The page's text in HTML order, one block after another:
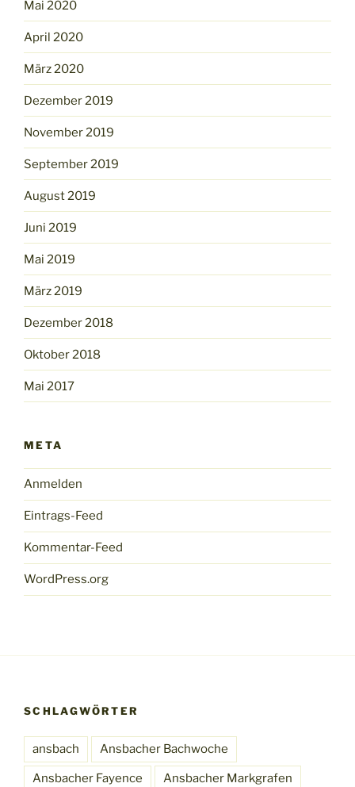
Mai 2020
April 2020
März 2020
Dezember 2019
November 2019
September 2019
August 2019
Juni 2019
Mai 2019
März 2019
Dezember 2018
Oktober 2018
Mai 2017
META
Anmelden
Eintrags-Feed
Kommentar-Feed
WordPress.org
SCHLAGWÖRTER
ansbach Ansbacher Bachwoche
Ansbacher Fayence Ansbacher Markgrafen